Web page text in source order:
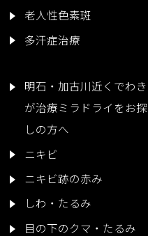
老人性色素斑
多汗症治療
明石・加古川近くでわき
が治療ミラドライをお探
しの方へ
ニキビ
ニキビ跡の赤み
しわ・たるみ
目の下のクマ・たるみ